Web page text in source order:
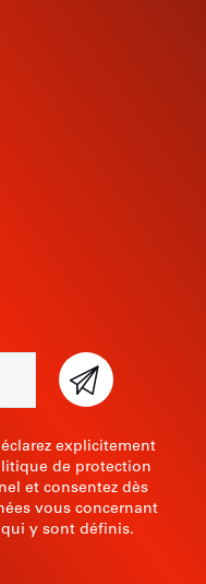
explicitement
de protection
et consentez dès
vous concernant
y sont définis.